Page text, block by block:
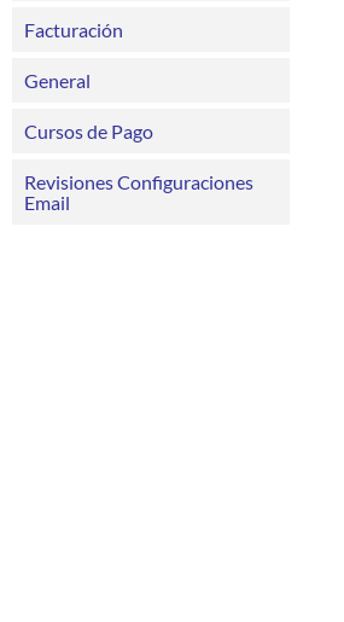
Facturación
General
Cursos de Pago
Revisiones Configuraciones
Email